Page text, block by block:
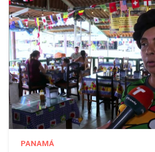
PANAMÁ